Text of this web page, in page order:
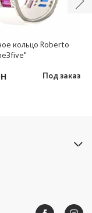
кольцо Roberto
Под заказ